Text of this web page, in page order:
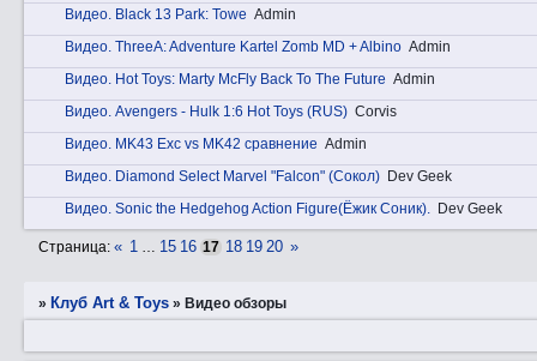
Видeо. Black 13 Park: Towe Admin
Видeо. ThreeA: Adventure Kartel Zomb MD + Albino Admin
Видeо. Hot Toys: Marty McFly Back To The Future Admin
Видeо. Avengers - Hulk 1:6 Hot Toys (RUS) Corvis
Видeо. MK43 Exc vs MK42 сравнение Admin
Видeо. Diamond Select Marvel "Falcon" (Сокол) Dev Geek
Видeо. Sonic the Hedgehog Action Figure(Ёжик Соник). Dev Geek
Страница:« 1 … 15 16 17 18 19 20 »
» Клуб Art & Toys »Видео обзоры